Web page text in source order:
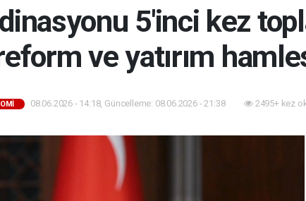
5'inci kez
ve yatırım
08.06.2026 - 14:18, Güncelleme: 08.06.2026 - 21:38 2495+ kez